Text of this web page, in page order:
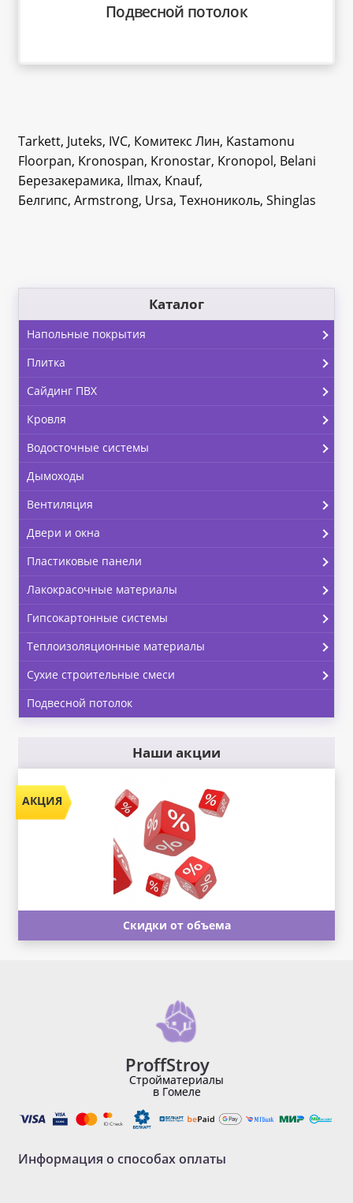
Подвесной потолок
Tarkett, Juteks, IVC, Комитекс Лин, Kastamonu
Floorpan, Kronospan, Kronostar, Kronopol, Belani
Березакерамика, Ilmax, Knauf,
Белгипс, Armstrong, Ursa, Технониколь, Shinglas
Каталог
Напольные покрытия
Плитка
Сайдинг ПВХ
Кровля
Водосточные системы
Дымоходы
Вентиляция
Двери и окна
Пластиковые панели
Лакокрасочные материалы
Гипсокартонные системы
Теплоизоляционные материалы
Сухие строительные смеси
Подвесной потолок
Наши акции
Скидки от объема
ProffStroy
Стройматериалы
в Гомеле
Информация о способах оплаты